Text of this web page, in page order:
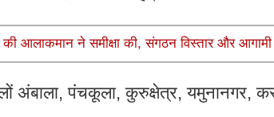
आलाकमान ने समीक्षा की, संगठन विस्तार और
अंबाला, पंचकूला, कुरुक्षेत्र, यमुनानगर,